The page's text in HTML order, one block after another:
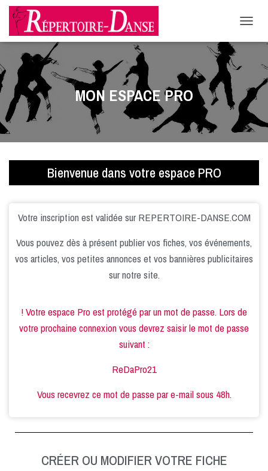
-->
É
E
R
L
N
A
O
MON ESPACE PRO
Bienvenue dans votre espace PRO
Votre inscription est validée sur REPERTOIRE-DANSE.COM
Vous pouvez dès à présent publier vos fiches, vos événements,
vos articles, vos petites annonces et vos bannières publicitaires
sur notre site.
! Votre espace Pro est protégé par un mot de passe. Lors de
votre prochaine connexion vous devrez saisir le mot de passe
suivant :
ReDaPro21
Vous recevrez ce mot de passe par e-mail sous 48h.
CRÉER OU MODIFIER VOTRE FICHE